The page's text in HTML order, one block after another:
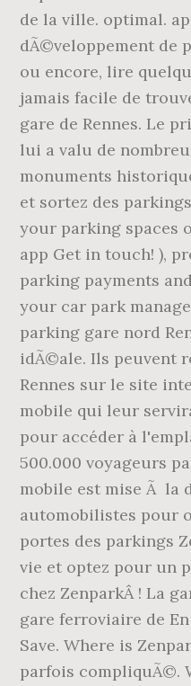
de la ville. optimal.
dÃ©veloppement de
ou encore, lire
jamais facile de
gare de Rennes. Le
lui a valu de
monuments
et sortez des
your parking spaces
app Get in touch! ),
parking payments
your car park
parking gare nord
idÃ©ale. Ils peuvent
Rennes sur le site
mobile qui leur
pour accéder à
500.000 voyageurs
mobile est mise Ã la
automobilistes pour
portes des parkings
vie et optez pour un
chez ZenparkÂ ! La
gare ferroviaire de
Save. Where is
parfois compliquÃ©.